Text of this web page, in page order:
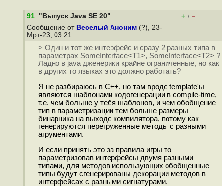
91. "Выпуск Java SE 20" + / –
Сообщение от Веселый Аноним (?), 23-
Мрт-23, 03:21
> Один и тот же интерфейс и сразу 2 разных типа в
параметрах SomeInterface<T1>, SomeInterface<T2> ?
Ладно в java дженерики крайне ограниченные, но как
в других то языках это должно работать?
Я не разбираюсь в C++, но там вроде template'ы
являются шаблонами кодогенерации в compile-time,
т.е. чем больше у тебя шаблонов, и чем обобщение
тип в параметризации тем больше размеры
бинарника на выходе компилятора, потому как
генерируются перегруженные методы с разными
агрументами.
И если принять это за правила игры то
параметризовав интерфейсы двумя разными
типами, для методов использующих обобщенные
типы будут сгенерированы декорации методов в
интерфейсах с разными сигнатурами.